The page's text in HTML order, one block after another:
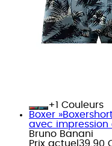
+
Couleurs
Boxer
avec impression
Bruno Banani
Prix actuel 39.90